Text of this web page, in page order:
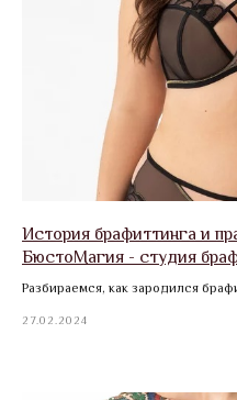
История брафиттинга и
БюстоМагия - студия
Разбираемся, как зародился
27.02.2024